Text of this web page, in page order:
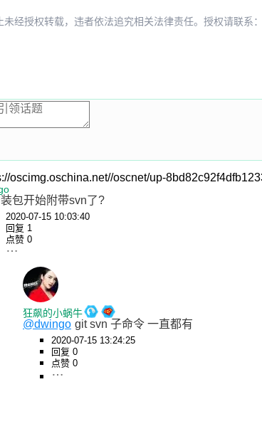
未经授权转载，违者依法追究相关法律责任。授权请联系
oscimg.oschina.net//oscnet/up-
包开始附带svn了?
2020-07-15 10:03:40
回复 1
点赞 0
狂飙的小蜗牛
@dwingo git svn 子命令 一直都有
2020-07-15 13:24:25
回复 0
点赞 0